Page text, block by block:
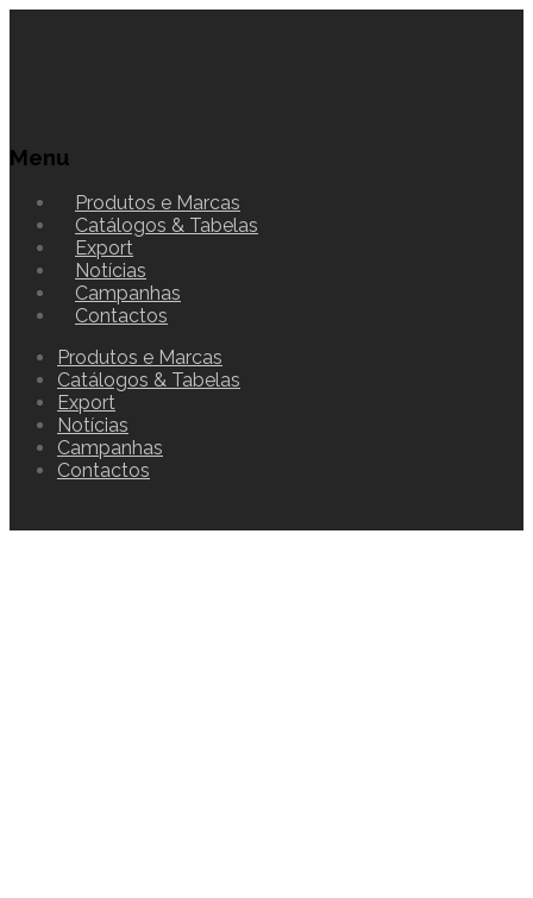
Menu
Produtos e Marcas
Catálogos & Tabelas
Export
Notícias
Campanhas
Contactos
Produtos e Marcas
Catálogos & Tabelas
Export
Notícias
Campanhas
Contactos